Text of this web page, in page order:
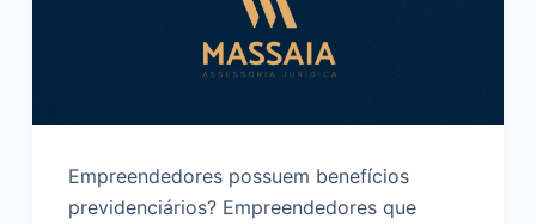
Empreendedores possuem benefícios
previdenciários? Empreendedores que